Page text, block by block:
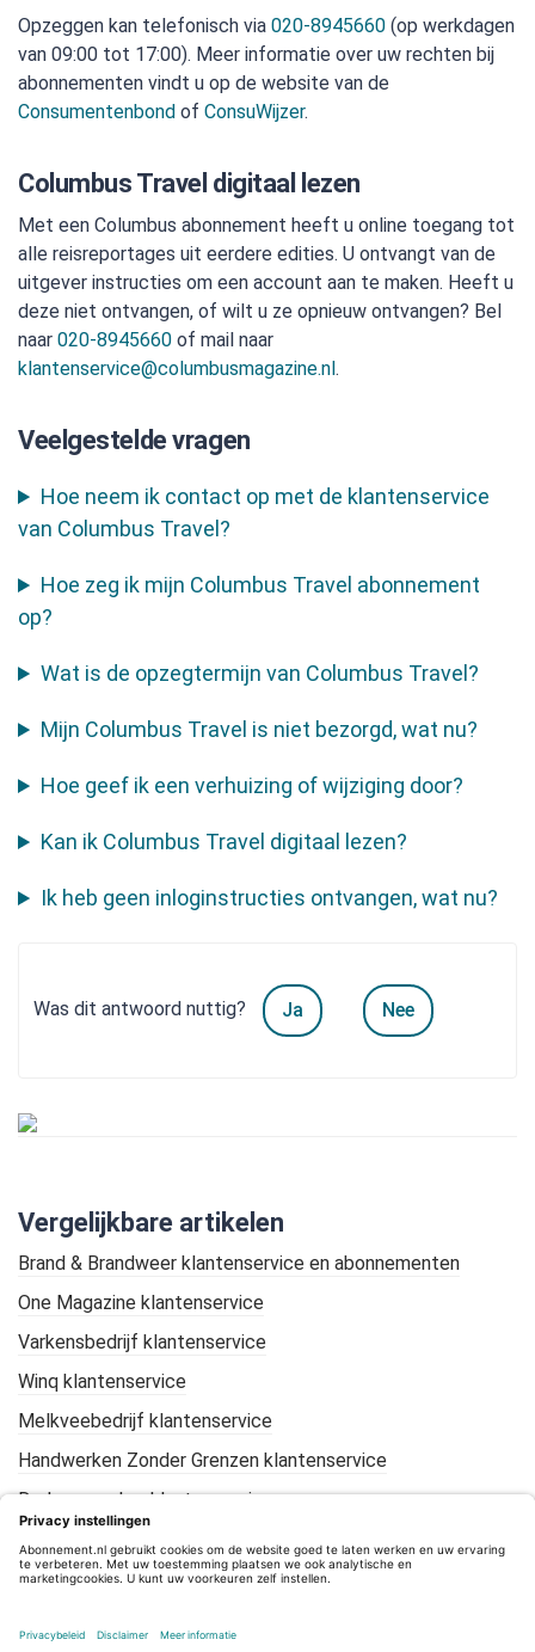
Opzeggen kan telefonisch via 020-8945660 (op werkdagen
van 09:00 tot 17:00). Meer informatie over uw rechten bij
abonnementen vindt u op de website van de
Consumentenbond of ConsuWijzer.
Columbus Travel digitaal lezen
Met een Columbus abonnement heeft u online toegang tot
alle reisreportages uit eerdere edities. U ontvangt van de
uitgever instructies om een account aan te maken. Heeft u
deze niet ontvangen, of wilt u ze opnieuw ontvangen? Bel
naar 020-8945660 of mail naar
klantenservice@columbusmagazine.nl.
Veelgestelde vragen
Hoe neem ik contact op met de klantenservice
van Columbus Travel?
Hoe zeg ik mijn Columbus Travel abonnement
op?
Wat is de opzegtermijn van Columbus Travel?
Mijn Columbus Travel is niet bezorgd, wat nu?
Hoe geef ik een verhuizing of wijziging door?
Kan ik Columbus Travel digitaal lezen?
Ik heb geen inloginstructies ontvangen, wat nu?
Was dit antwoord nuttig? Ja Nee
Vergelijkbare artikelen
Brand & Brandweer klantenservice en abonnementen
One Magazine klantenservice
Varkensbedrijf klantenservice
Winq klantenservice
Melkveebedrijf klantenservice
Handwerken Zonder Grenzen klantenservice
De Loonwerker klantenservice
KIJK Geschiedenis klantenservice
Mountain Bike Plus klantenservice